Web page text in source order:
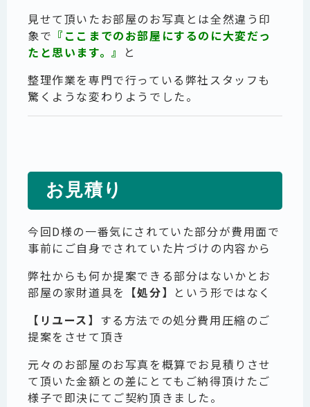
見せて頂いたお部屋のお写真とは全然違う印
象で 『ここまでのお部屋にするのに大変だっ
たと思います。』
と
整理作業を専門で行っている弊社スタッフも
驚くような変わりようでした。
お見積り
今回D様の一番気にされていた部分が費用面で
事前にご自身でされていた片づけの内容から
弊社からも何か提案できる部分はないかとお
部屋の家財道具を 【処分】 という形ではなく
【リユース】 する方法での処分費用圧縮のご
提案をさせて頂き
元々のお部屋のお写真を概算でお見積りさせ
て頂いた金額との差にとてもご納得頂けたご
様子で即決にてご契約頂きました。